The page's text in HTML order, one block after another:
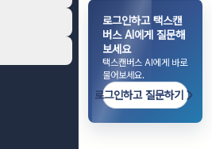
로그인하고 택스캔
버스 AI에게 질문해
보세요
택스캔버스 AI에게 바로
물어보세요.
로그인하고 질문하기